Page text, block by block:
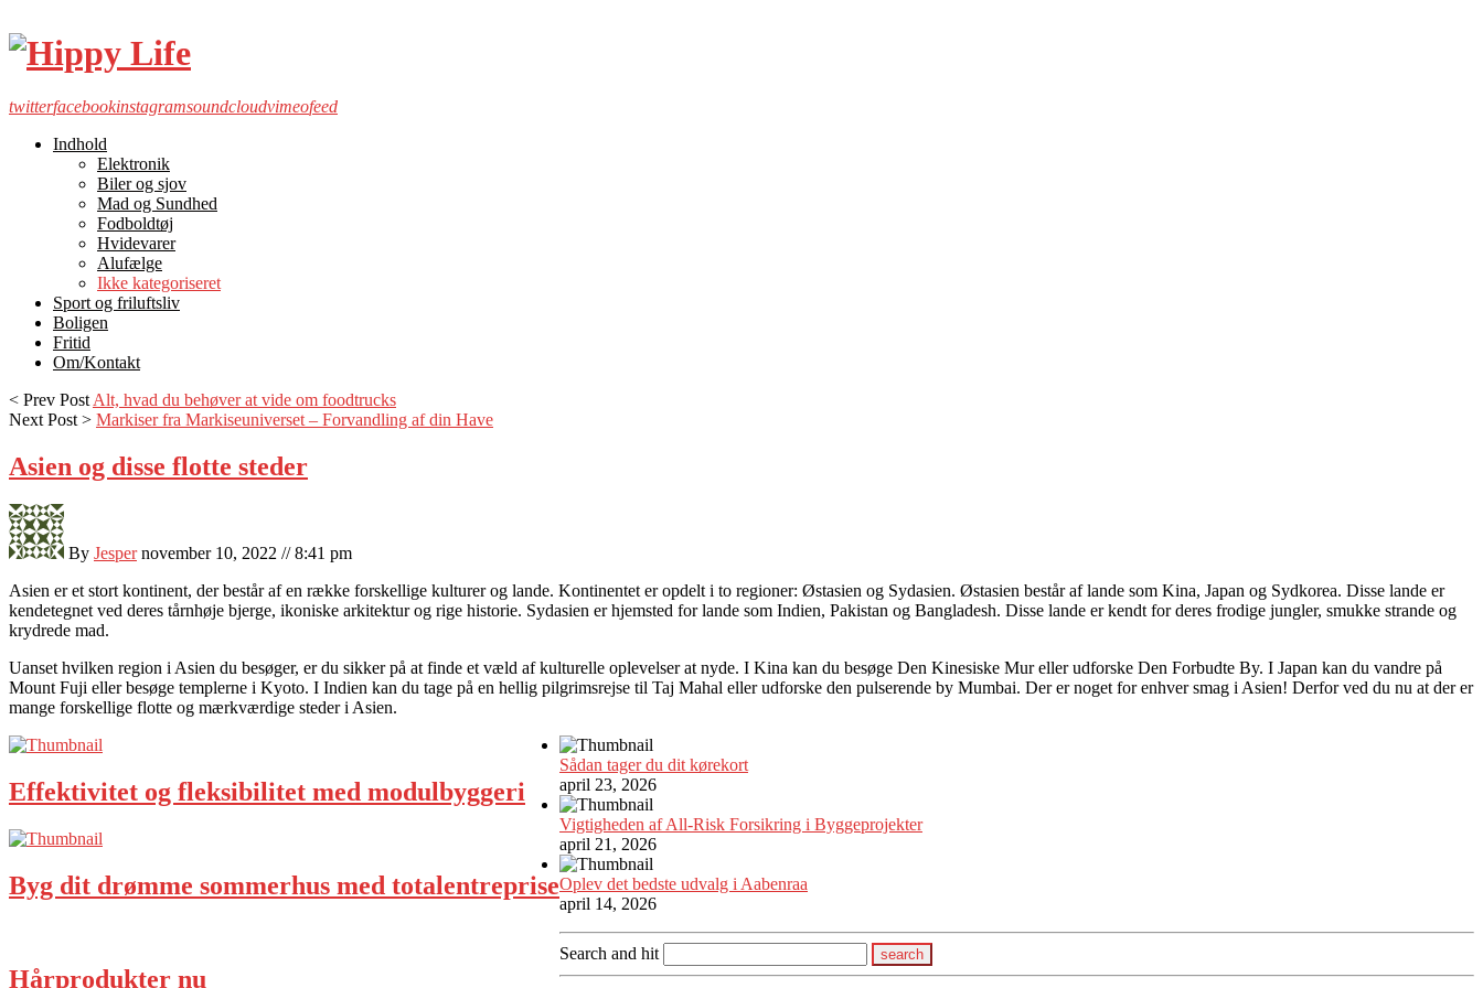
twitterfacebookinstagramsoundcloudvimeofeed
Indhold
Elektronik
Biler og sjov
Mad og Sundhed
Fodboldtøj
Hvidevarer
Alufælge
Ikke kategoriseret
Sport og friluftsliv
Boligen
Fritid
Om/Kontakt
< Prev PostAlt, hvad du behøver at vide om foodtrucks
Next Post > Markiser fra Markiseuniverset – Forvandling af din Have
Asien og disse flotte steder
By Jesper november 10, 2022 // 8:41 pm
Asien er et stort kontinent, der består af en række forskellige kulturer og lande. Kontinentet er opdelt i to regioner: Østasien og Sydasien. Østasien består af lande som Kina, Japan og Sydkorea. Disse lande er
kendetegnet ved deres tårnhøje bjerge, ikoniske arkitektur og rige historie. Sydasien er hjemsted for lande som Indien, Pakistan og Bangladesh. Disse lande er kendt for deres frodige jungler, smukke strande og
krydrede mad.
Uanset hvilken region i Asien du besøger, er du sikker på at finde et væld af kulturelle oplevelser at nyde. I Kina kan du besøge Den Kinesiske Mur eller udforske Den Forbudte By. I Japan kan du vandre på
Mount Fuji eller besøge templerne i Kyoto. I Indien kan du tage på en hellig pilgrimsrejse til Taj Mahal eller udforske den pulserende by Mumbai. Der er noget for enhver smag i Asien! Derfor ved du nu at der er
mange forskellige flotte og mærkværdige steder i Asien.
Effektivitet og fleksibilitet med modulbyggeri
Byg dit drømme sommerhus med totalentreprise
Hårprodukter nu
Sådan tager du dit kørekort
april 23, 2026
Vigtigheden af All-Risk Forsikring i Byggeprojekter
april 21, 2026
Oplev det bedste udvalg i Aabenraa
april 14, 2026
Search and hit